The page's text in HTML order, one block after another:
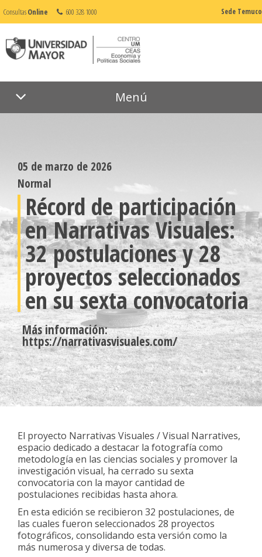
ConsultasOnline 600 328 1000 Sede Temuco
Menú
05 de marzo de 2026
Normal
Récord de participación
en Narrativas Visuales:
32 postulaciones y 28
proyectos seleccionados
en su sexta convocatoria
Más información:
https://narrativasvisuales.com/
El proyecto Narrativas Visuales / Visual Narratives,
espacio dedicado a destacar la fotografía como
metodología en las ciencias sociales y promover la
investigación visual, ha cerrado su sexta
convocatoria con la mayor cantidad de
postulaciones recibidas hasta ahora.
En esta edición se recibieron 32 postulaciones, de
las cuales fueron seleccionados 28 proyectos
fotográficos, consolidando esta versión como la
más numerosa y diversa de todas.